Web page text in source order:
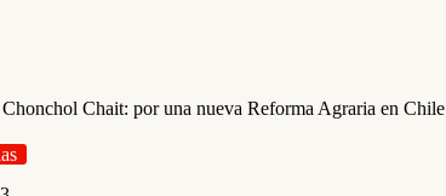
Chait: por una nueva Reforma Agraria en Chile